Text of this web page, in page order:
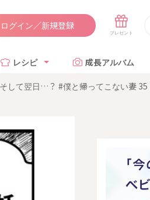
ログイン／新規登録
レシピ 成長アルバム
して翌日…？ #僕と帰ってこない妻 35